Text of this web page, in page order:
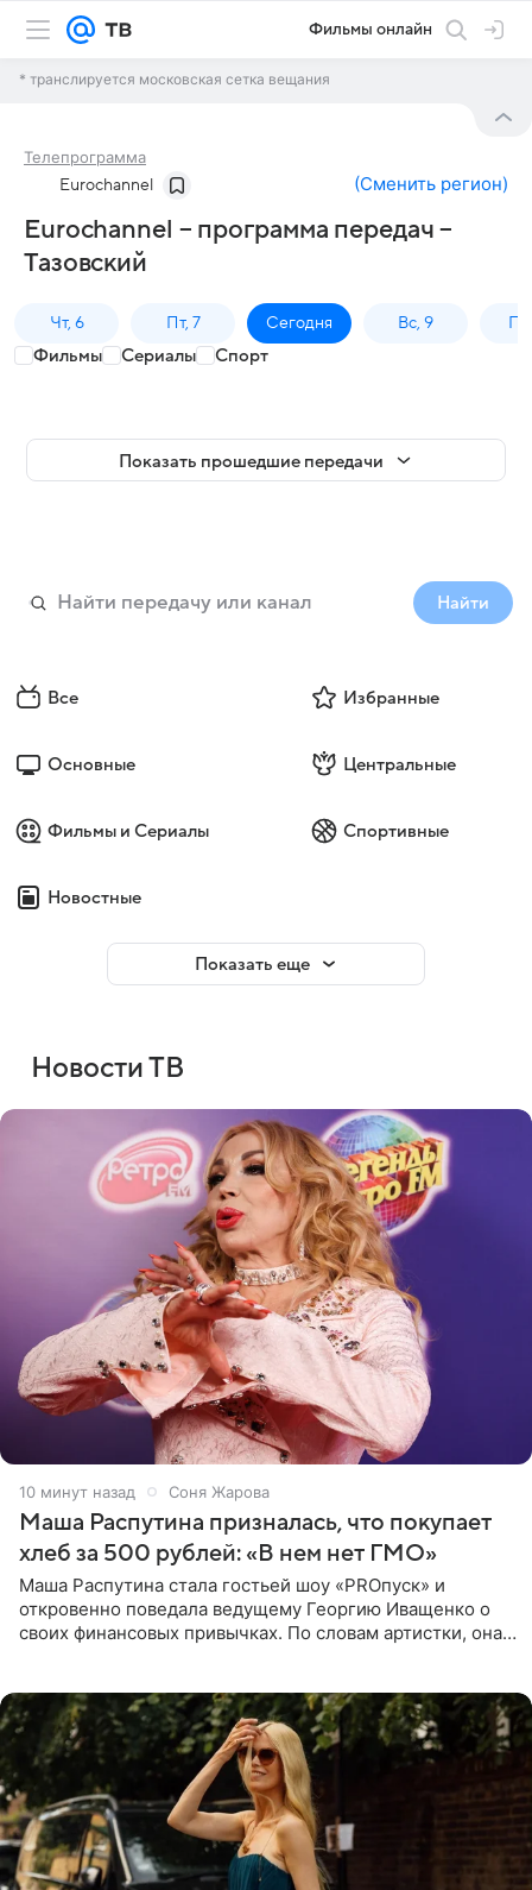
Фильмы онлайн
* транслируется московская сетка вещания
Телепрограмма
Eurochannel (Сменить регион)
Eurochannel – программа передач –
Тазовский
Чт, 6 Пт, 7 Сегодня Вс, 9
Фильмы Сериалы Спорт
Показать прошедшие передачи
Найти
Все Избранные
Основные Центральные
Фильмы и Сериалы Спортивные
Новостные
Показать еще
Новости ТВ
10 минут назад Соня Жарова
Маша Распутина призналась, что покупает
хлеб за 500 рублей: «В нем нет ГМО»
Маша Распутина стала гостьей шоу «PROпуск» и
откровенно поведала ведущему Георгию Иващенко о
своих финансовых привычках. По словам артистки, она